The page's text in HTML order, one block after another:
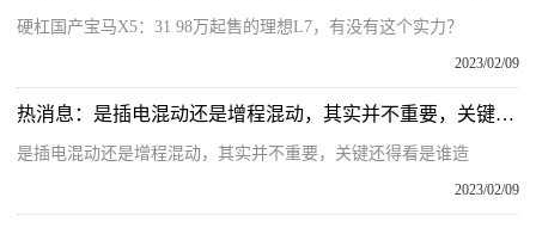
硬杠国产宝马X5：31 98万起售的理想L7，有没有这个实力？
2023/02/09
热消息：是插电混动还是增程混动，其实并不重要，关键还得看是谁造
是插电混动还是增程混动，其实并不重要，关键还得看是谁造
2023/02/09